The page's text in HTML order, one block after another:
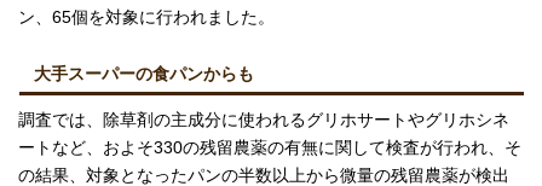
ン、65個を対象に行われました。
大手スーパーの食パンからも
調査では、除草剤の主成分に使われるグリホサートやグリホシネ
ートなど、およそ330の残留農薬の有無に関して検査が行われ、そ
の結果、対象となったパンの半数以上から微量の残留農薬が検出